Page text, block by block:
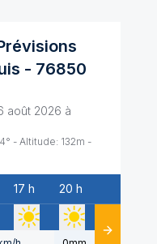
- 76850
août 2026 à
° - Altitude: 132m -
17 h 20 h
Détails